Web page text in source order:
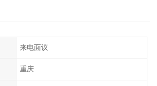
来电面议
重庆